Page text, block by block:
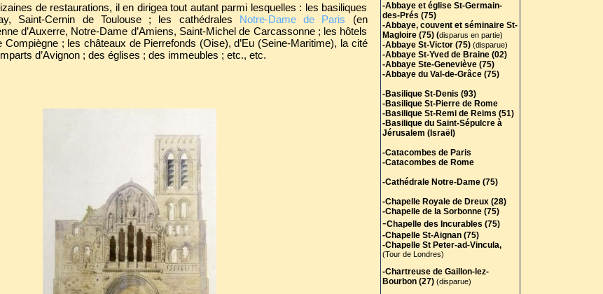
de restaurations, il en dirigea tout autant parmi lesquelles : les basiliques
Saint-Cernin de Toulouse ; les cathédrales Notre-Dame de Paris (en
d’Auxerre, Notre-Dame d’Amiens, Saint-Michel de Carcassonne ; les hôtels
Compiègne ; les châteaux de Pierrefonds (Oise), d’Eu (Seine-Maritime), la cité
d’Avignon ; des églises ; des immeubles ; etc., etc.
-Abbaye et église St-Germain-
des-Prés (75)
-Abbaye, couvent et séminaire St-
Magloire (75) (disparus en partie)
-Abbaye St-Victor (75) (disparue)
-Abbaye St-Yved de Braine (02)
-Abbaye Ste-Geneviève (75)
-Abbaye du Val-de-Grâce (75)
-Basilique St-Denis (93)
-Basilique St-Pierre de Rome
-Basilique St-Remi de Reims (51)
-Basilique du Saint-Sépulcre à
Jérusalem (Israël)
-Catacombes de Paris
-Catacombes de Rome
-Cathédrale Notre-Dame (75)
-Chapelle Royale de Dreux (28)
-Chapelle de la Sorbonne (75)
-Chapelle des Incurables (75)
-Chapelle St-Aignan (75)
-Chapelle St Peter-ad-Vincula,
(Tour de Londres)
-Chartreuse de Gaillon-lez-
Bourbon (27) (disparue)